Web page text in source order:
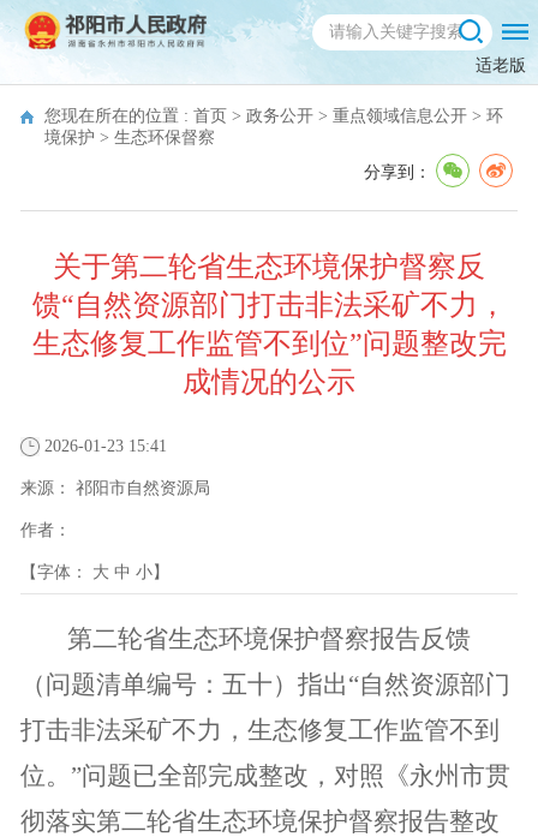
适老版
您现在所在的位置 : 首页 > 政务公开 > 重点领域信息公开 > 环
境保护 > 生态环保督察
分享到：
关于第二轮省生态环境保护督察反
馈“自然资源部门打击非法采矿不力，
生态修复工作监管不到位”问题整改完
成情况的公示
2026-01-23 15:41
来源： 祁阳市自然资源局
作者：
【字体： 大 中 小】
第二轮省生态环境保护督察报告反馈
（问题清单编号：五十）指出“自然资源部门
打击非法采矿不力，生态修复工作监管不到
位。 ”问题已全部完成整改，对照《永州市贯
彻落实第二轮省生态环境保护督察报告整改